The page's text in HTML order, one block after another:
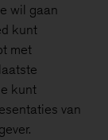
wil gaan
kunt
met
kunt
van